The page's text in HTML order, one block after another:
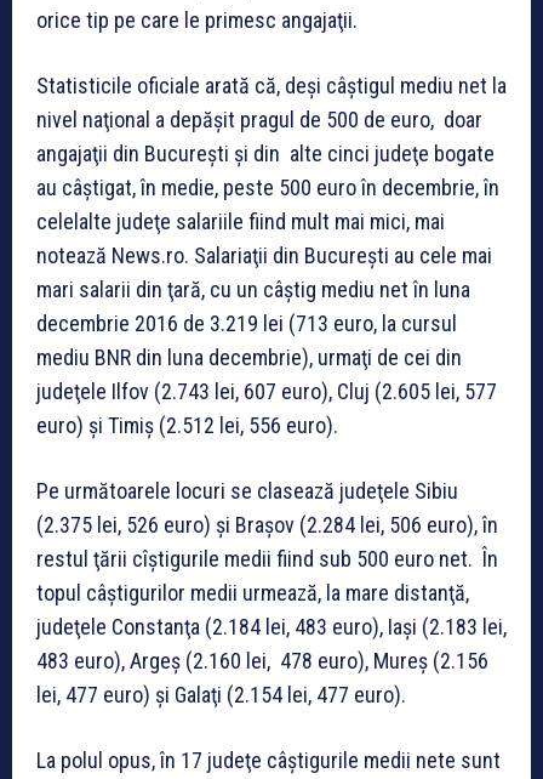
orice tip pe care le primesc angajaţii.
Statisticile oficiale arată că, deşi câştigul mediu net la
nivel naţional a depăşit pragul de 500 de euro, doar
angajaţii din Bucureşti şi din alte cinci judeţe bogate
au câştigat, în medie, peste 500 euro în decembrie, în
celelalte judeţe salariile fiind mult mai mici, mai
notează News.ro. Salariaţii din Bucureşti au cele mai
mari salarii din ţară, cu un câştig mediu net în luna
decembrie 2016 de 3.219 lei (713 euro, la cursul
mediu BNR din luna decembrie), urmaţi de cei din
judeţele Ilfov (2.743 lei, 607 euro), Cluj (2.605 lei, 577
euro) şi Timiş (2.512 lei, 556 euro).
Pe următoarele locuri se clasează judeţele Sibiu
(2.375 lei, 526 euro) şi Braşov (2.284 lei, 506 euro), în
restul ţării cîştigurile medii fiind sub 500 euro net. În
topul câştigurilor medii urmează, la mare distanţă,
judeţele Constanţa (2.184 lei, 483 euro), Iaşi (2.183 lei,
483 euro), Argeş (2.160 lei, 478 euro), Mureş (2.156
lei, 477 euro) şi Galaţi (2.154 lei, 477 euro).
La polul opus, în 17 judeţe câştigurile medii nete sunt